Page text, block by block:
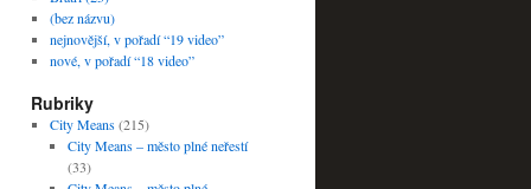
(bez názvu)
nejnovější, v pořadí “19 video”
nové, v pořadí “18 video”
Rubriky
City Means(215)
City Means – město plné neřestí
(33)